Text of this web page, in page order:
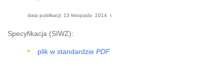
data publikacji: 13 listopada 2014 r.
Specyfikacja (SIWZ):
plik w standardzie PDF